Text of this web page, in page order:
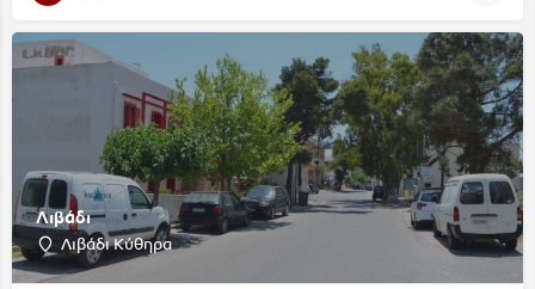
Λιβάδι
Λιβάδι Κύθηρα